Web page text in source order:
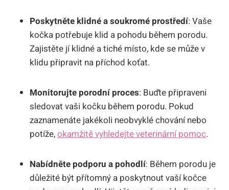
Poskytněte klidné a soukromé prostředí: Vaše
kočka potřebuje klid a pohodu během porodu.
Zajistěte jí klidné a tiché místo, kde se může v
klidu připravit na příchod koťat.
Monitorujte porodní proces: Buďte připraveni
sledovat vaši kočku během porodu. Pokud
zaznamenáte jakékoli neobvyklé chování nebo
potíže,okamžitě vyhledejte veterinární pomoc.
Nabídněte podporu a pohodlí: Během porodu je
důležité být přítomný a poskytnout vaší kočce